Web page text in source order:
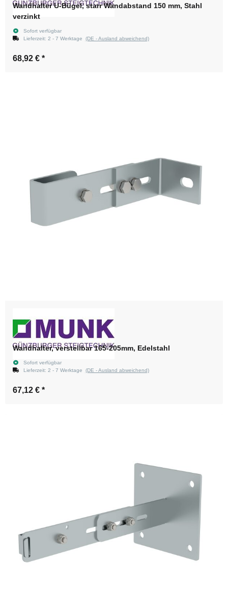
Wandhalter U-Bügel, starr Wandabstand 150 mm, Stahl
verzinkt
Sofort verfügbar
Lieferzeit: 2 - 7 Werktage (DE - Ausland abweichend)
68,92 € *
Wandhalter, verstellbar 165-205mm, Edelstahl
Sofort verfügbar
Lieferzeit: 2 - 7 Werktage (DE - Ausland abweichend)
67,12 € *